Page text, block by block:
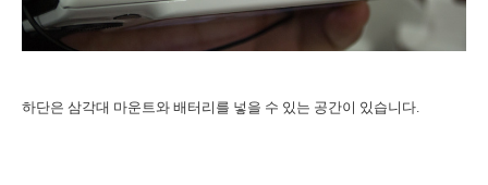
하단은 삼각대 마운트와 배터리를 넣을 수 있는 공간이 있습니다.